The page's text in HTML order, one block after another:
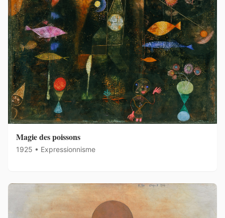
Magie des poissons
1925 • Expressionnisme